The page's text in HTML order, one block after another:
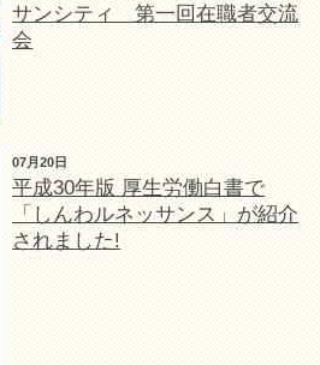
サンシティ 第一回在職者交流
会
07月20日
平成30年版 厚生労働白書で
「しんわルネッサンス」が紹介
されました!